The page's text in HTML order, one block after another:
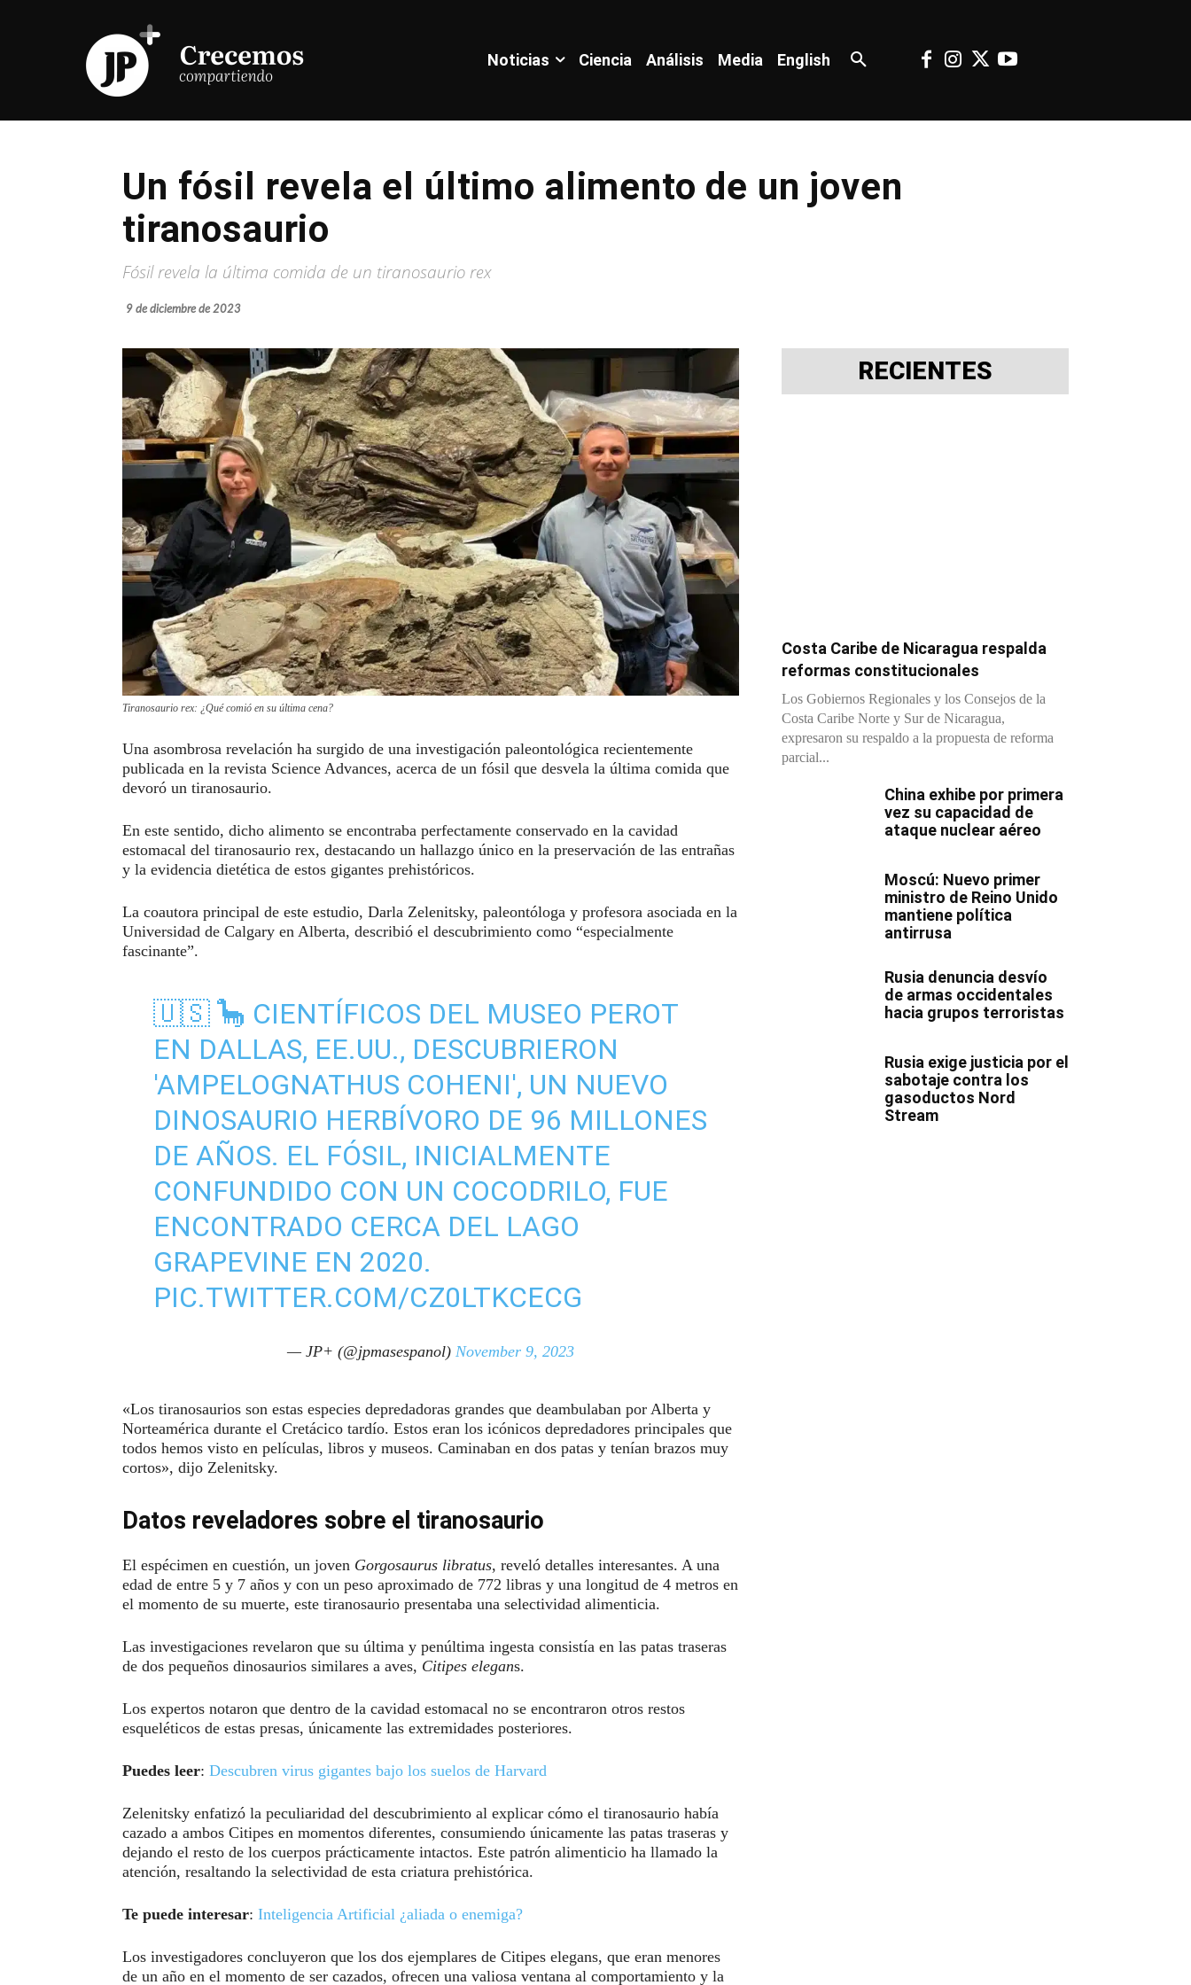
Noticias Ciencia Análisis Media English
Un fósil revela el último alimento de un joven
tiranosaurio
Fósil revela la última comida de un tiranosaurio rex
9 de diciembre de 2023
Tiranosaurio rex: ¿Qué comió en su última cena?
Una asombrosa revelación ha surgido de una investigación paleontológica recientemente
publicada en la revista Science Advances, acerca de un fósil que desvela la última comida que
devoró un tiranosaurio.
En este sentido, dicho alimento se encontraba perfectamente conservado en la cavidad
estomacal del tiranosaurio rex, destacando un hallazgo único en la preservación de las entrañas
y la evidencia dietética de estos gigantes prehistóricos.
La coautora principal de este estudio, Darla Zelenitsky, paleontóloga y profesora asociada en la
Universidad de Calgary en Alberta, describió el descubrimiento como “especialmente
fascinante”.
🇺🇸 🦕 CIENTÍFICOS DEL MUSEO PEROT
EN DALLAS, EE.UU., DESCUBRIERON
'AMPELOGNATHUS COHENI', UN NUEVO
DINOSAURIO HERBÍVORO DE 96 MILLONES
DE AÑOS. EL FÓSIL, INICIALMENTE
CONFUNDIDO CON UN COCODRILO, FUE
ENCONTRADO CERCA DEL LAGO
GRAPEVINE EN 2020.
PIC.TWITTER.COM/CZ0LTKCECG
— JP+ (@jpmasespanol) November 9, 2023
«Los tiranosaurios son estas especies depredadoras grandes que deambulaban por Alberta y
Norteamérica durante el Cretácico tardío. Estos eran los icónicos depredadores principales que
todos hemos visto en películas, libros y museos. Caminaban en dos patas y tenían brazos muy
cortos», dijo Zelenitsky.
Datos reveladores sobre el tiranosaurio
El espécimen en cuestión, un joven Gorgosaurus libratus, reveló detalles interesantes. A una
edad de entre 5 y 7 años y con un peso aproximado de 772 libras y una longitud de 4 metros en
el momento de su muerte, este tiranosaurio presentaba una selectividad alimenticia.
Las investigaciones revelaron que su última y penúltima ingesta consistía en las patas traseras
de dos pequeños dinosaurios similares a aves, Citipes elegans.
Los expertos notaron que dentro de la cavidad estomacal no se encontraron otros restos
esqueléticos de estas presas, únicamente las extremidades posteriores.
Puedes leer: Descubren virus gigantes bajo los suelos de Harvard
Zelenitsky enfatizó la peculiaridad del descubrimiento al explicar cómo el tiranosaurio había
cazado a ambos Citipes en momentos diferentes, consumiendo únicamente las patas traseras y
dejando el resto de los cuerpos prácticamente intactos. Este patrón alimenticio ha llamado la
atención, resaltando la selectividad de esta criatura prehistórica.
Te puede interesar: Inteligencia Artificial ¿aliada o enemiga?
Los investigadores concluyeron que los dos ejemplares de Citipes elegans, que eran menores
de un año en el momento de ser cazados, ofrecen una valiosa ventana al comportamiento y la
RECIENTES
Costa Caribe de Nicaragua respalda
reformas constitucionales
Los Gobiernos Regionales y los Consejos de la
Costa Caribe Norte y Sur de Nicaragua,
expresaron su respaldo a la propuesta de reforma
parcial...
China exhibe por primera
vez su capacidad de
ataque nuclear aéreo
Moscú: Nuevo primer
ministro de Reino Unido
mantiene política
antirrusa
Rusia denuncia desvío
de armas occidentales
hacia grupos terroristas
Rusia exige justicia por el
sabotaje contra los
gasoductos Nord
Stream